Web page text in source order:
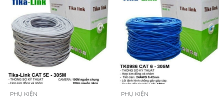
PHỤ KIỆN PHỤ KIỆN